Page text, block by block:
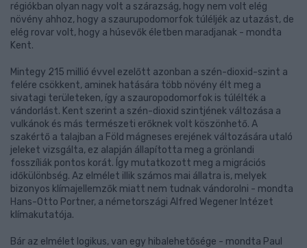
régiókban olyan nagy volt a szárazság, hogy nem volt elég
növény ahhoz, hogy a szaurupodomorfok túléljék az utazást, de
elég rovar volt, hogy a húsevők életben maradjanak - mondta
Kent.
Mintegy 215 millió évvel ezelőtt azonban a szén-dioxid-szint a
felére csökkent, aminek hatására több növény élt meg a
sivatagi területeken, így a szauropodomorfok is túlélték a
vándorlást. Kent szerint a szén-dioxid szintjének változása a
vulkánok és más természeti erőknek volt köszönhető. A
szakértő a talajban a Föld mágneses erejének változására utaló
jeleket vizsgálta, ez alapján állapította meg a grönlandi
fosszíliák pontos korát. Így mutatkozott meg a migrációs
időkülönbség. Az elmélet illik számos mai állatra is, melyek
bizonyos klímajellemzők miatt nem tudnak vándorolni - mondta
Hans-Otto Portner, a németországi Alfred Wegener Intézet
klímakutatója.
Bár az elmélet logikus, van egy hibalehetősége - mondta Paul